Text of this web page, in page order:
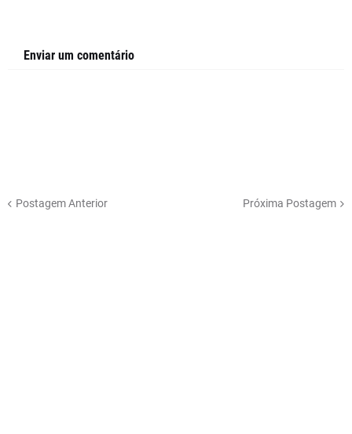
Enviar um comentário
Postagem Anterior Próxima Postagem